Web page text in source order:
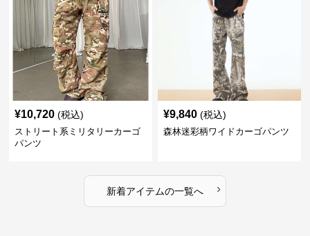
¥10,720 (税込)
ストリート系ミリタリーカーゴ
パンツ
¥9,840 (税込)
森林迷彩柄ワイドカーゴパンツ
新着アイテムの一覧へ ›